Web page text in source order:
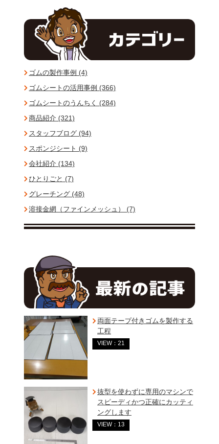
ゴムの製作事例 (4)
ゴムシートの活用事例 (366)
ゴムシートのうんちく (284)
商品紹介 (321)
スタッフブログ (94)
スポンジシート (9)
会社紹介 (134)
ひとりごと (7)
グレーチング (48)
溶接金網（ファインメッシュ） (7)
両面テープ付きゴムを製作する
工程
VIEW：21
抜型を使わずに専用のマシンで
スピーディかつ正確にカッティ
ングします
VIEW：13